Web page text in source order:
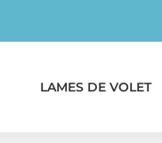
LAMES DE VOLET